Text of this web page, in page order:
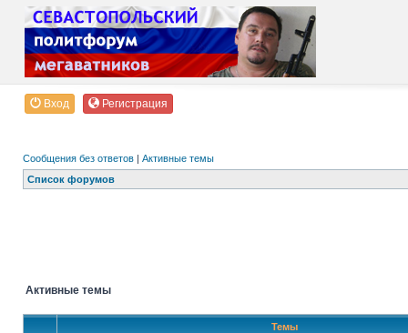
Вход Регистрация
Сообщения без ответов | Активные темы
Список форумов
Активные темы
Темы